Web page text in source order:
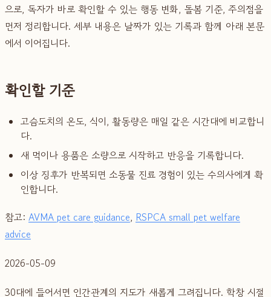
으로, 독자가 바로 확인할 수 있는 행동 변화, 돌봄 기준, 주의점을
먼저 정리합니다. 세부 내용은 날짜가 있는 기록과 함께 아래 본문
에서 이어집니다.
확인할 기준
고슴도치의 온도, 식이, 활동량은 매일 같은 시간대에 비교합니
다.
새 먹이나 용품은 소량으로 시작하고 반응을 기록합니다.
이상 징후가 반복되면 소동물 진료 경험이 있는 수의사에게 확
인합니다.
참고: AVMA pet care guidance, RSPCA small pet welfare
advice
2026-05-09
30대에 들어서면 인간관계의 지도가 새롭게 그려집니다. 학창 시절